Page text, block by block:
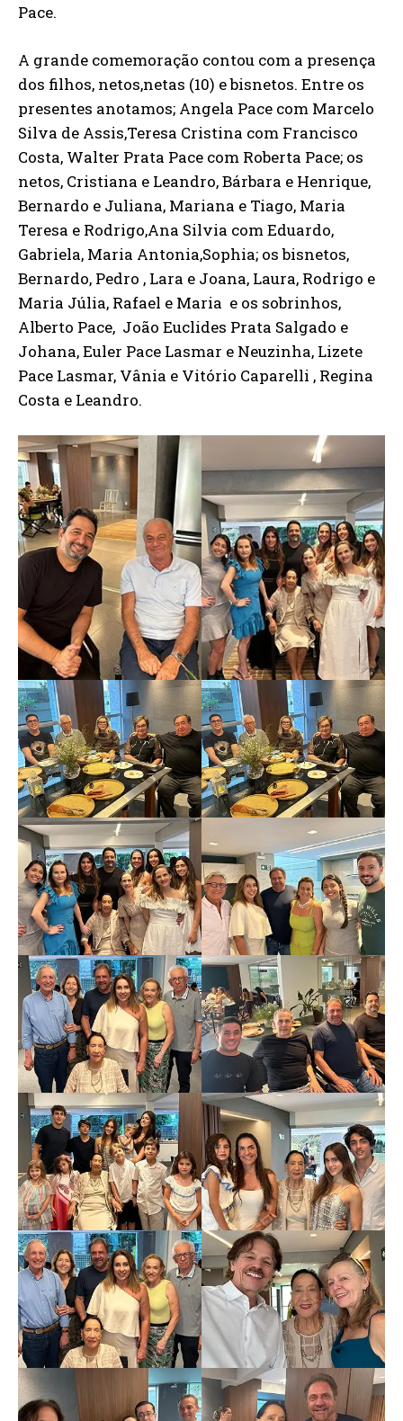
Pace.
A grande comemoração contou com a presença
dos filhos, netos,netas (10) e bisnetos. Entre os
presentes anotamos; Angela Pace com Marcelo
Silva de Assis,Teresa Cristina com Francisco
Costa, Walter Prata Pace com Roberta Pace; os
netos, Cristiana e Leandro, Bárbara e Henrique,
Bernardo e Juliana, Mariana e Tiago, Maria
Teresa e Rodrigo,Ana Silvia com Eduardo,
Gabriela, Maria Antonia,Sophia; os bisnetos,
Bernardo, Pedro , Lara e Joana, Laura, Rodrigo e
Maria Júlia, Rafael e Maria e os sobrinhos,
Alberto Pace, João Euclides Prata Salgado e
Johana, Euler Pace Lasmar e Neuzinha, Lizete
Pace Lasmar, Vânia e Vitório Caparelli , Regina
Costa e Leandro.